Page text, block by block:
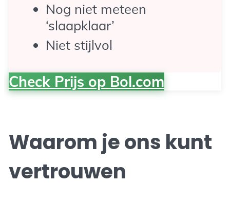
Nog niet meteen
‘slaapklaar’
Niet stijlvol
Check Prijs op Bol.com
Waarom je ons kunt
vertrouwen